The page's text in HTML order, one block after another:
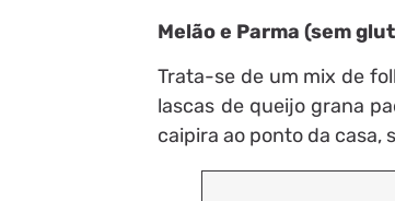
Melão e Parma (sem
Trata-se de um mix de
lascas de queijo grana
caipira ao ponto da casa,